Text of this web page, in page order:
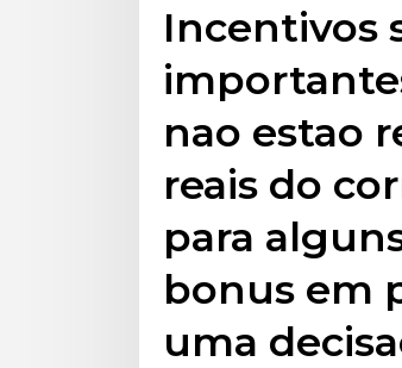
Incentivos
nao estao
reais do
para
bonus em
uma